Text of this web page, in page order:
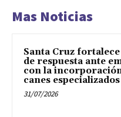
Mas Noticias
Santa Cruz
de respuesta ante
con la
canes especializados
31/07/2026